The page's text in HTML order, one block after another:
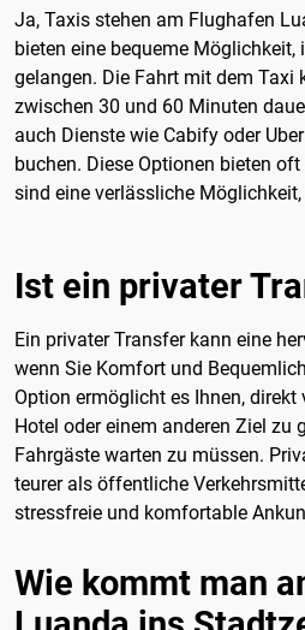
Ja, Taxis stehen am Flughafen
bieten eine bequeme Möglichkeit,
gelangen. Die Fahrt mit dem Taxi
zwischen 30 und 60 Minuten
auch Dienste wie Cabify oder
buchen. Diese Optionen bieten
sind eine verlässliche Möglichkeit,
Ist ein privater
Ein privater Transfer kann eine
wenn Sie Komfort und
Option ermöglicht es Ihnen,
Hotel oder einem anderen Ziel zu
Fahrgäste warten zu müssen.
teurer als öffentliche
stressfreie und komfortable
Wie kommt man